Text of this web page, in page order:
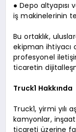
● Depo altyapısı
iş makinelerinin
Bu ortaklık,
ekipman ihtiyacı
profesyonel
ticaretin
Truck1 Hakkında
Truck1, yirmi yılı
kamyonlar,
ticareti üzerine